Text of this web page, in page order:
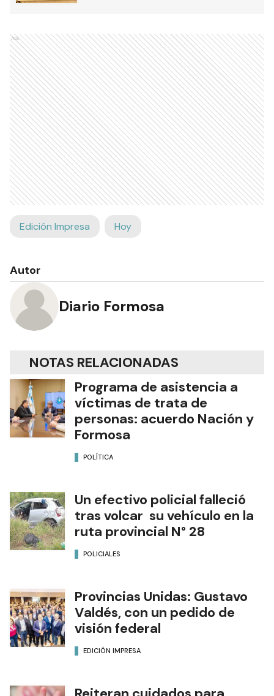
Ads
Edición Impresa Hoy
Autor
Diario Formosa
NOTAS RELACIONADAS
Programa de asistencia a
víctimas de trata de
personas: acuerdo Nación y
Formosa
POLÍTICA
Un efectivo policial falleció
tras volcar su vehículo en la
ruta provincial N° 28
POLICIALES
Provincias Unidas: Gustavo
Valdés, con un pedido de
visión federal
EDICIÓN IMPRESA